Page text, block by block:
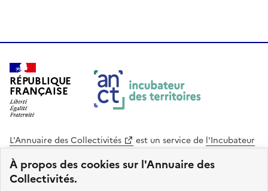
À propos des cookies sur l'Annuaire des
Collectivités.
RÉPUBLIQUE
FRANÇAISE
L'Annuaire des Collectivités est un service de l'Incubateur
des Territoires
Cohésion des Territoires
. Le code source de ce site web
est disponible en licence libre. Le design de ce site est conçu